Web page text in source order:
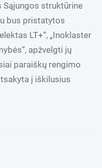
Sąjungos struktūrine
bus pristatytos
LT+“, „Inoklaster
apžvelgti jų
paraiškų rengimo
į iškilusius